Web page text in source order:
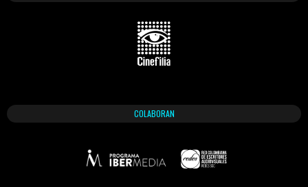
COLABORAN